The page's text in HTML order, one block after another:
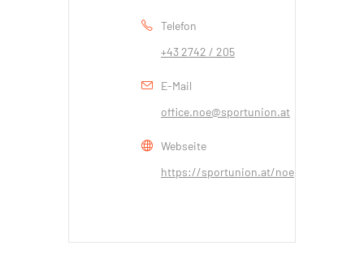
Telefon
+43 2742 / 205
E-Mail
office.noe@sportunion.at
Webseite
https://sportunion.at/noe